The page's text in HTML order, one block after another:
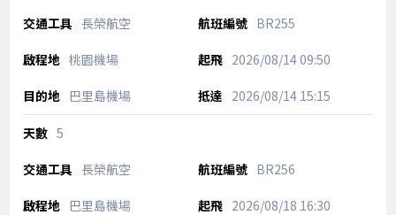
長榮航空 BR255
桃園機場 2026/08/1409:50
巴里島機場 2026/08/1415:15
5
長榮航空 BR256
巴里島機場 2026/08/18 16:30